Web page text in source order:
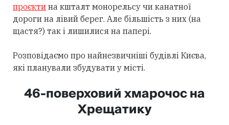
проєкти на кшталт монорельсу чи канатної
дороги на лівий берег. Але більшість з них (на
щастя?) так і лишилися на папері.
Розповідаємо про найнезвичніші будівлі Києва,
які планували збудувати у місті.
46-поверховий хмарочос на
Хрещатику